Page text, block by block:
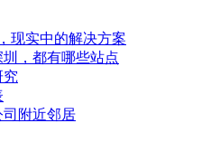
现实中的解决方案
，都有哪些站点
究
附近邻居